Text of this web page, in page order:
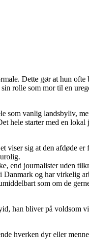
Dette gør at hun
som mor til en
vanlig landsbyliv,
starter med en
viser sig at den afdøde
end journalister uden
og har virkelig
som om de
han bliver på
hverken dyr eller